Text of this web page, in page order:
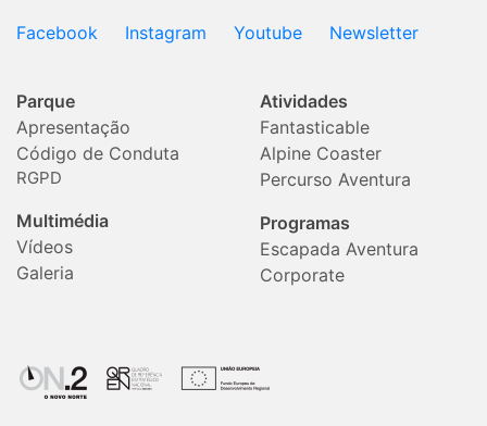
Facebook Instagram Youtube Newsletter
Parque
Apresentação
Código de Conduta
RGPD
Multimédia
Vídeos
Galeria
Atividades
Fantasticable
Alpine Coaster
Percurso Aventura
Programas
Escapada Aventura
Corporate